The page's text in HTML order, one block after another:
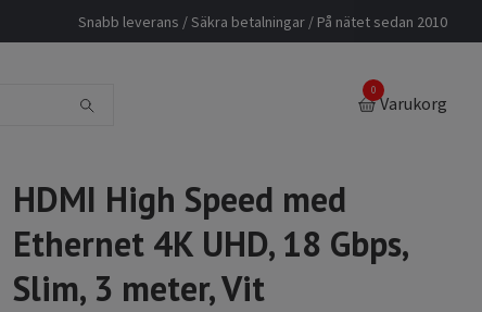
Snabb leverans / Säkra betalningar / På nätet sedan 2010
0
Varukorg
HDMI High Speed med
Ethernet 4K UHD, 18 Gbps,
Slim, 3 meter, Vit